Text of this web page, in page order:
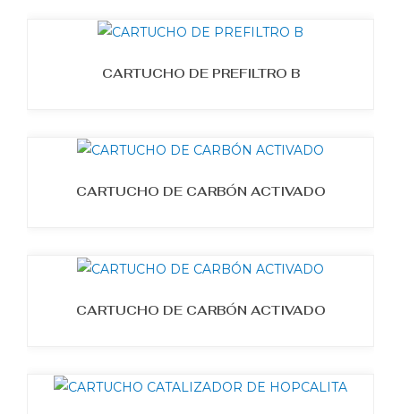
CARTUCHO DE PREFILTRO B
CARTUCHO DE CARBÓN ACTIVADO
CARTUCHO DE CARBÓN ACTIVADO